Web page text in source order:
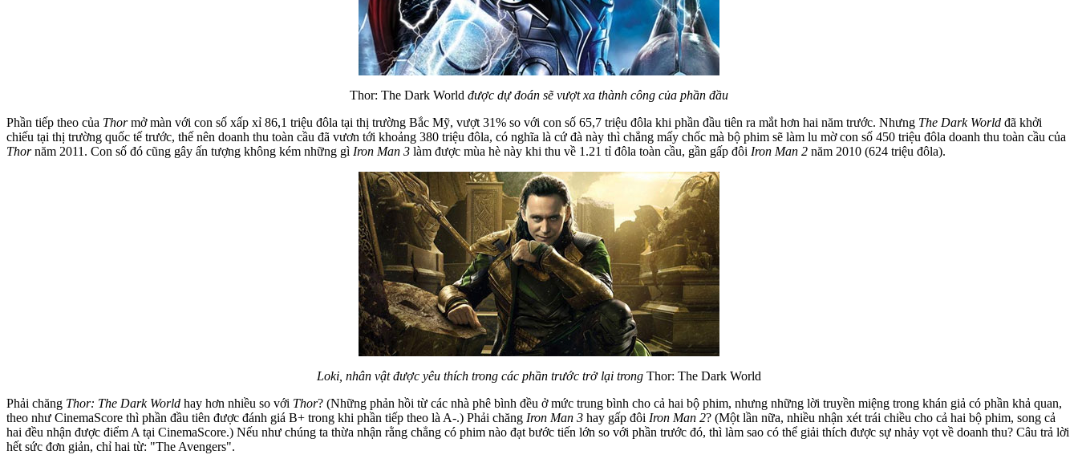
Thor: The Dark World được dự đoán sẽ vượt xa thành công của phần đầu
Phần tiếp theo của Thormở màn với con số xấp xỉ 86,1 triệu đôla tại thị trường Bắc Mỹ, vượt 31% so với con số 65,7 triệu đôla khi phần đầu tiên ra mắt hơn hai năm trước. Nhưng The Dark World đã khởi
chiếu tại thị trường quốc tế trước, thế nên doanh thu toàn cầu đã vươn tới khoảng 380 triệu đôla, có nghĩa là cứ đà này thì chẳng mấy chốc mà bộ phim sẽ làm lu mờ con số 450 triệu đôla doanh thu toàn cầu của
Thornăm 2011. Con số đó cũng gây ấn tượng không kém những gì Iron Man 3 làm được mùa hè này khi thu về 1.21 tỉ đôla toàn cầu, gần gấp đôi Iron Man 2 năm 2010 (624 triệu đôla).
Loki, nhân vật được yêu thích trong các phần trước trở lại trong Thor: The Dark World
Phải chăng Thor: The Dark World hay hơn nhiều so với Thor? (Những phản hồi từ các nhà phê bình đều ở mức trung bình cho cả hai bộ phim, nhưng những lời truyền miệng trong khán giả có phần khả quan,
theo như CinemaScore thì phần đầu tiên được đánh giá B+ trong khi phần tiếp theo là A-.) Phải chăng Iron Man 3 hay gấp đôi Iron Man 2? (Một lần nữa, nhiều nhận xét trái chiều cho cả hai bộ phim, song cả
hai đều nhận được điểm A tại CinemaScore.) Nếu như chúng ta thừa nhận rằng chẳng có phim nào đạt bước tiến lớn so với phần trước đó, thì làm sao có thể giải thích được sự nhảy vọt về doanh thu? Câu trả lời
hết sức đơn giản, chỉ hai từ: "The Avengers".